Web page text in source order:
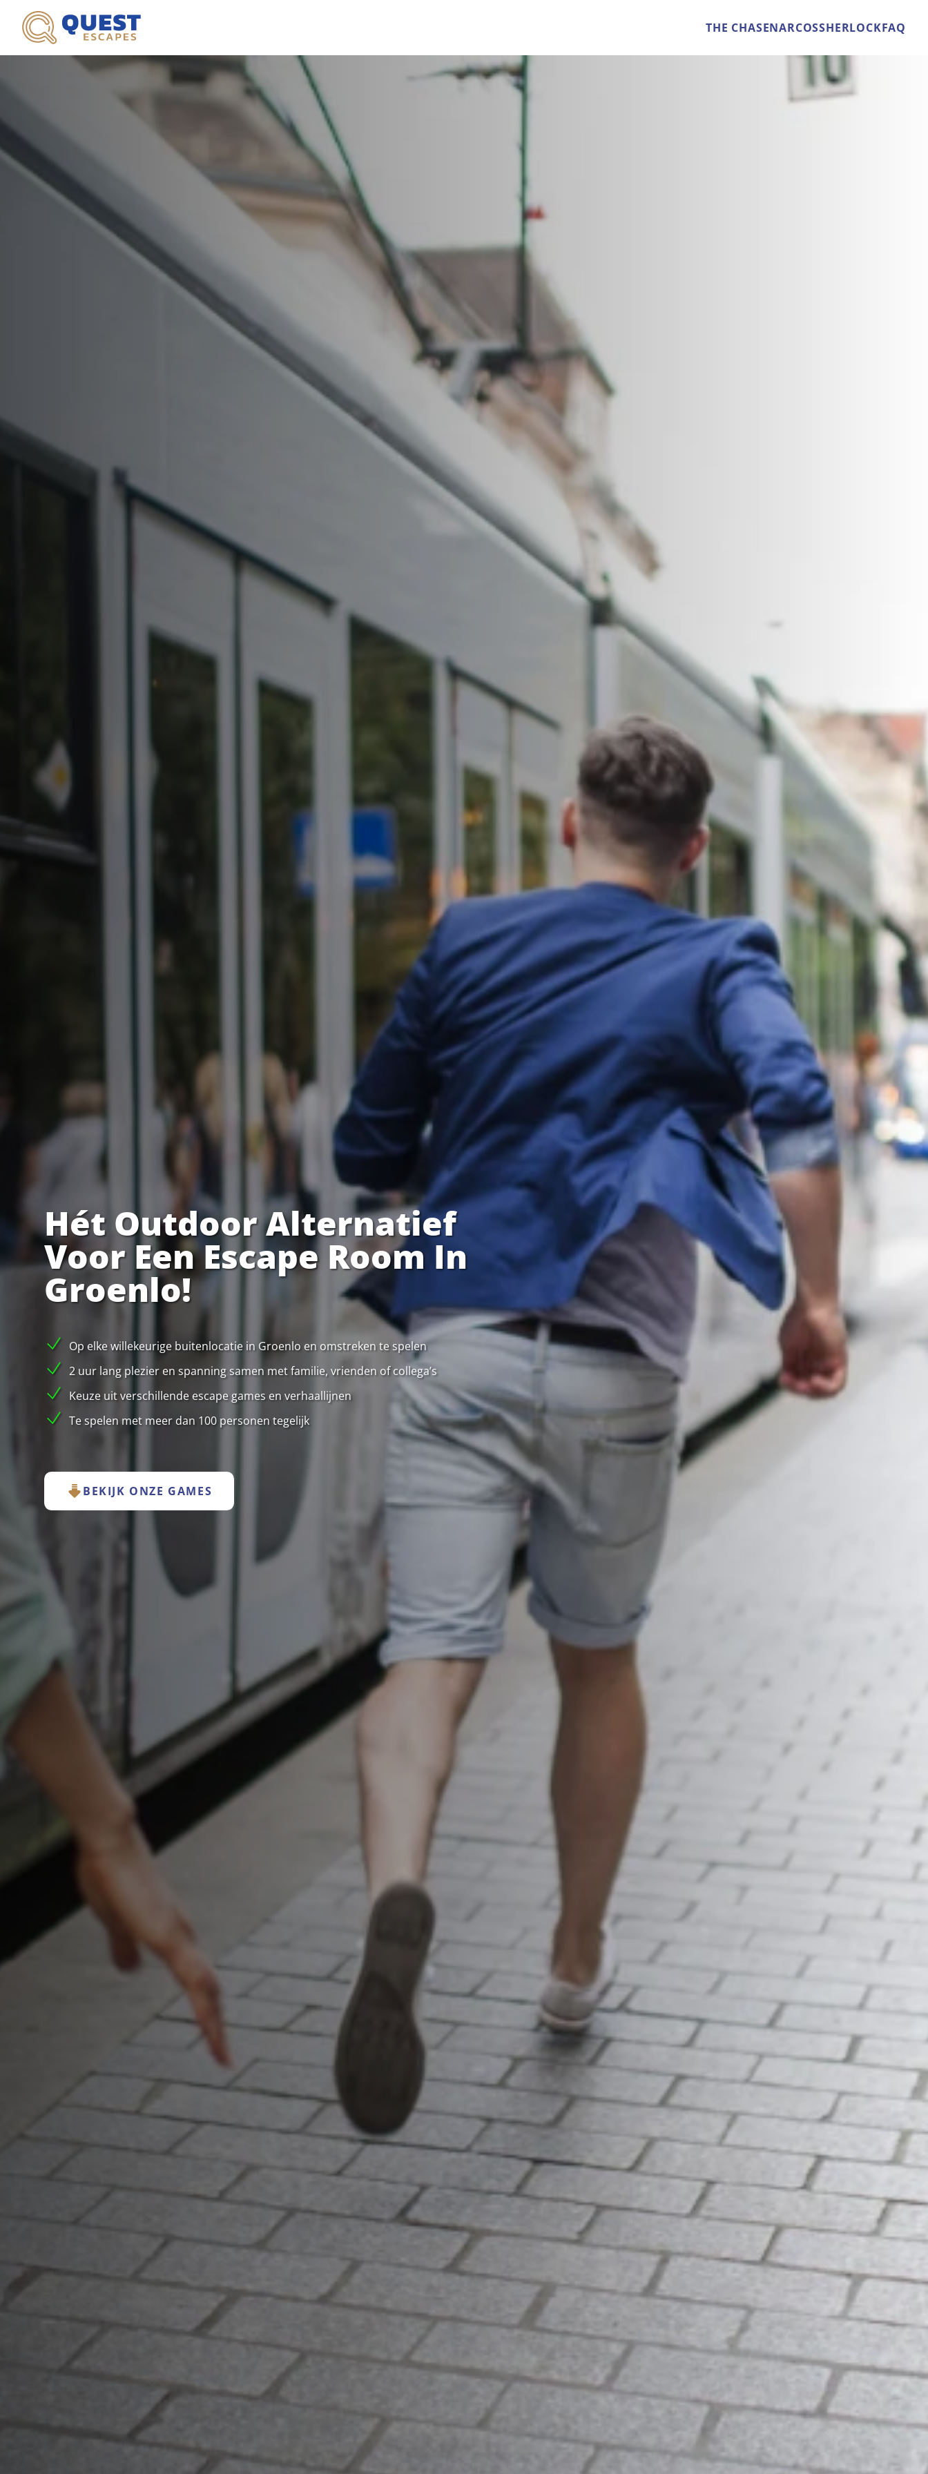
THE CHASENARCOSSHERLOCKFAQ
Hét Outdoor Alternatief
Voor Een Escape Room In
Groenlo!
Op elke willekeurige buitenlocatie in Groenlo en omstreken te spelen
2 uur lang plezier en spanning samen met familie, vrienden of collega’s
Keuze uit verschillende escape games en verhaallijnen
Te spelen met meer dan 100 personen tegelijk
BEKIJK ONZE GAMES